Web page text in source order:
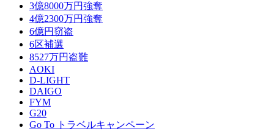
3億8000万円強奪
4億2300万円強奪
6億円窃盗
6区補選
8527万円盗難
AOKI
D-LIGHT
DAIGO
FYM
G20
Go To トラベルキャンペーン